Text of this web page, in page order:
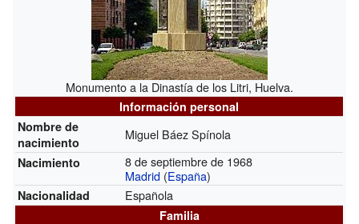
Monumento a la Dinastía de los Litri, Huelva.
Información personal
Nombre de
nacimiento
Miguel Báez Spínola
Nacimiento
8 de septiembre de 1968
Madrid (España)
Nacionalidad Española
Familia